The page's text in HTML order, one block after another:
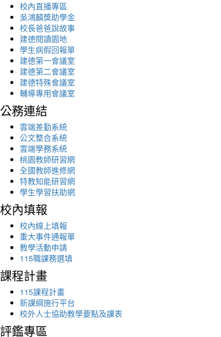
校內直播專區
吳鴻麟獎助學金
校長爸爸說故事
建德閱讀園地
學生病假回報單
建德第一會議室
建德第二會議室
建德特殊會議室
輔導專用會議室
公務連結
雲端差勤系統
公文整合系統
雲端學務系統
桃園教師研習網
全國教師進修網
特教知能研習網
學生學習扶助網
校內填報
校內線上填報
重大事件通報單
教學活動申請
115職課務選填
課程計畫
115課程計畫
新課綱施行平台
校外人士協助教學要點及課表
評鑑專區